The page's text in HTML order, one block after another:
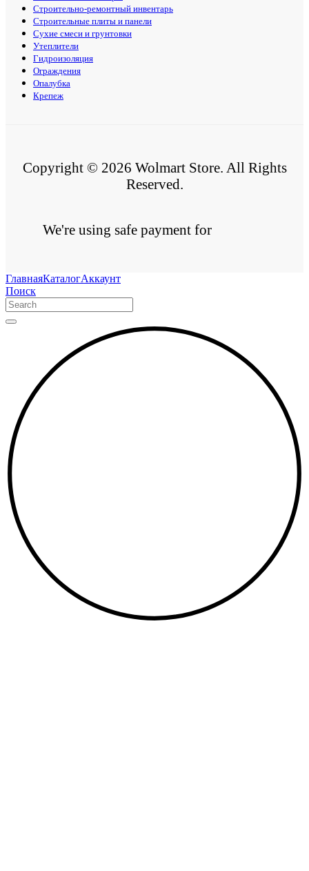
Строительно-ремонтный инвентарь
Строительные плиты и панели
Сухие смеси и грунтовки
Утеплители
Гидроизоляция
Ограждения
Опалубка
Крепеж
Copyright © 2026 Wolmart Store. All Rights
Reserved.
We're using safe payment for
ГлавнаяКаталогАккаунт
Поиск